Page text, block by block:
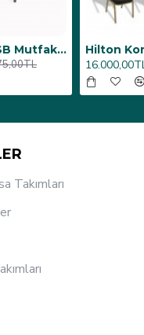
Üst Üste Konan Hilton Konferans Sandalye - (4 Adet)
Takımları